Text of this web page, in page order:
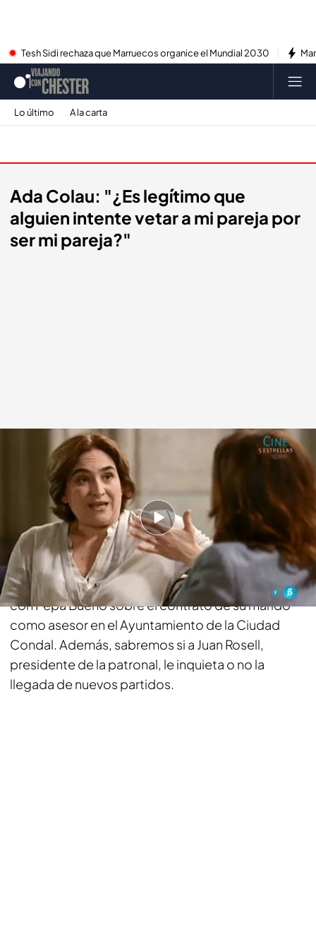
Tesh Sidi rechaza que Marruecos organice el Mundial 2030
Lo último A la carta
Ada Colau: "¿Es legítimo que
alguien intente vetar a mi pareja por
ser mi pareja?"
cuatro.com
07 JUL 2015 - 19:26h.
Compartir
Este domingo, a partir de las 21.30 h. en 'Viajando
con Chester, la alcaldesa de Barcelona hablará
con Pepa Bueno sobre el contrato de su marido
como asesor en el Ayuntamiento de la Ciudad
Condal. Además, sabremos si a Juan Rosell,
presidente de la patronal, le inquieta o no la
llegada de nuevos partidos.